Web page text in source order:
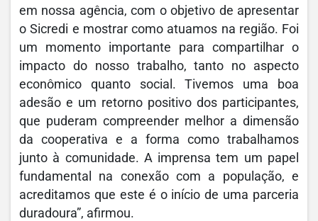
em nossa agência, com o objetivo de apresentar
o Sicredi e mostrar como atuamos na região. Foi
um momento importante para compartilhar o
impacto do nosso trabalho, tanto no aspecto
econômico quanto social. Tivemos uma boa
adesão e um retorno positivo dos participantes,
que puderam compreender melhor a dimensão
da cooperativa e a forma como trabalhamos
junto à comunidade. A imprensa tem um papel
fundamental na conexão com a população, e
acreditamos que este é o início de uma parceria
duradoura”, afirmou.